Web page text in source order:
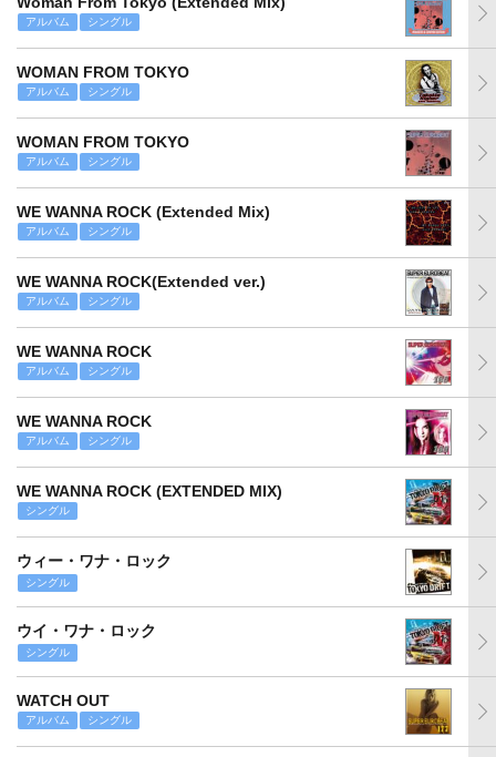
アルバム シングル
WOMAN FROM TOKYO
アルバム シングル
WOMAN FROM TOKYO
アルバム シングル
WE WANNA ROCK (Extended Mix)
アルバム シングル
WE WANNA ROCK(Extended ver.)
アルバム シングル
WE WANNA ROCK
アルバム シングル
WE WANNA ROCK
アルバム シングル
WE WANNA ROCK (EXTENDED MIX)
シングル
ウィー・ワナ・ロック
シングル
ウイ・ワナ・ロック
シングル
WATCH OUT
アルバム シングル